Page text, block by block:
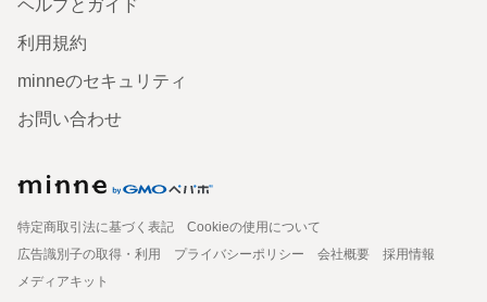
ヘルプとガイド
利用規約
minneのセキュリティ
お問い合わせ
特定商取引法に基づく表記
Cookieの使用について
広告識別子の取得・利用
プライバシーポリシー 会社概要
採用情報
メディアキット